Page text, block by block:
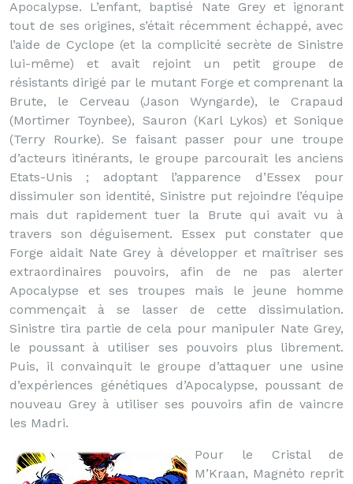
Apocalypse. L’enfant, baptisé Nate Grey et ignorant
tout de ses origines, s’était récemment échappé, avec
l’aide de Cyclope (et la complicité secrète de Sinistre
lui-même) et avait rejoint un petit groupe de
résistants dirigé par le mutant Forge et comprenant la
Brute, le Cerveau (Jason Wyngarde), le Crapaud
(Mortimer Toynbee), Sauron (Karl Lykos) et Sonique
(Terry Rourke). Se faisant passer pour une troupe
d’acteurs itinérants, le groupe parcourait les anciens
Etats-Unis ; adoptant l’apparence d’Essex pour
dissimuler son identité, Sinistre put rejoindre l’équipe
mais dut rapidement tuer la Brute qui avait vu à
travers son déguisement. Essex put constater que
Forge aidait Nate Grey à développer et maîtriser ses
extraordinaires pouvoirs, afin de ne pas alerter
Apocalypse et ses troupes mais le jeune homme
commençait à se lasser de cette dissimulation.
Sinistre tira partie de cela pour manipuler Nate Grey,
le poussant à utiliser ses pouvoirs plus librement.
Puis, il convainquit le groupe d’attaquer une usine
d’expériences génétiques d’Apocalypse, poussant de
nouveau Grey à utiliser ses pouvoirs afin de vaincre
les Madri.
Pour le Cristal de
M’Kraan, Magnéto reprit